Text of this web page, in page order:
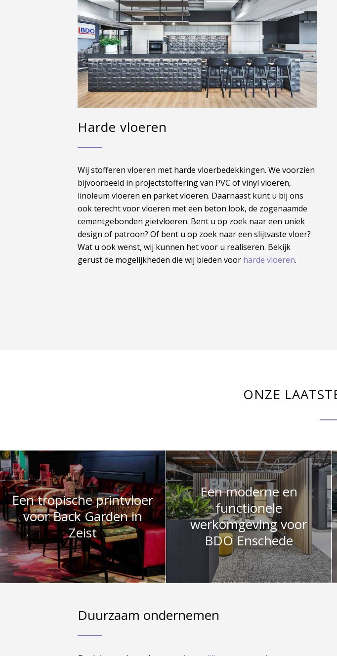
Harde vloeren
Wij stofferen vloeren met harde vloerbedekkingen. We voorzien
bijvoorbeeld in projectstoffering van PVC of vinyl vloeren,
linoleum vloeren en parket vloeren. Daarnaast kunt u bij ons
ook terecht voor vloeren met een beton look, de zogenaamde
cementgebonden gietvloeren. Bent u op zoek naar een uniek
design of patroon? Of bent u op zoek naar een slijtvaste vloer?
Wat u ook wenst, wij kunnen het voor u realiseren. Bekijk
gerust de mogelijkheden die wij bieden voor harde vloeren.
ONZE
Een tropische printvloer
voor Back Garden in
Zeist
Een moderne en
functionele
werkomgeving voor
BDO Enschede
Duurzaam ondernemen